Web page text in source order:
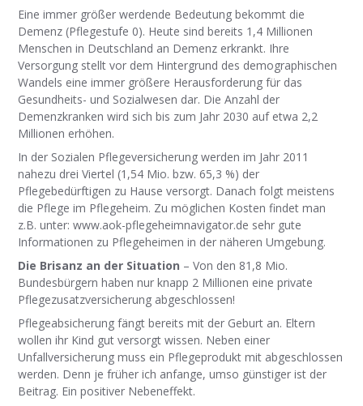
Eine immer größer werdende Bedeutung bekommt die
Demenz (Pflegestufe 0). Heute sind bereits 1,4 Millionen
Menschen in Deutschland an Demenz erkrankt. Ihre
Versorgung stellt vor dem Hintergrund des demographischen
Wandels eine immer größere Herausforderung für das
Gesundheits- und Sozialwesen dar. Die Anzahl der
Demenzkranken wird sich bis zum Jahr 2030 auf etwa 2,2
Millionen erhöhen.
In der Sozialen Pflegeversicherung werden im Jahr 2011
nahezu drei Viertel (1,54 Mio. bzw. 65,3 %) der
Pflegebedürftigen zu Hause versorgt. Danach folgt meistens
die Pflege im Pflegeheim. Zu möglichen Kosten findet man
z.B. unter: www.aok-pflegeheimnavigator.de sehr gute
Informationen zu Pflegeheimen in der näheren Umgebung.
Die Brisanz an der Situation – Von den 81,8 Mio.
Bundesbürgern haben nur knapp 2 Millionen eine private
Pflegezusatzversicherung abgeschlossen!
Pflegeabsicherung fängt bereits mit der Geburt an. Eltern
wollen ihr Kind gut versorgt wissen. Neben einer
Unfallversicherung muss ein Pflegeprodukt mit abgeschlossen
werden. Denn je früher ich anfange, umso günstiger ist der
Beitrag. Ein positiver Nebeneffekt.